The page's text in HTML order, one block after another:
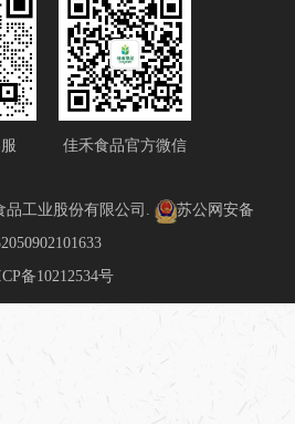
佳禾食品官方微信
品工业股份有限公司.
苏公网安备
备10212534号